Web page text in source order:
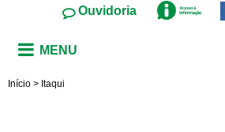
Ouvidoria
MENU
Início > Itaqui